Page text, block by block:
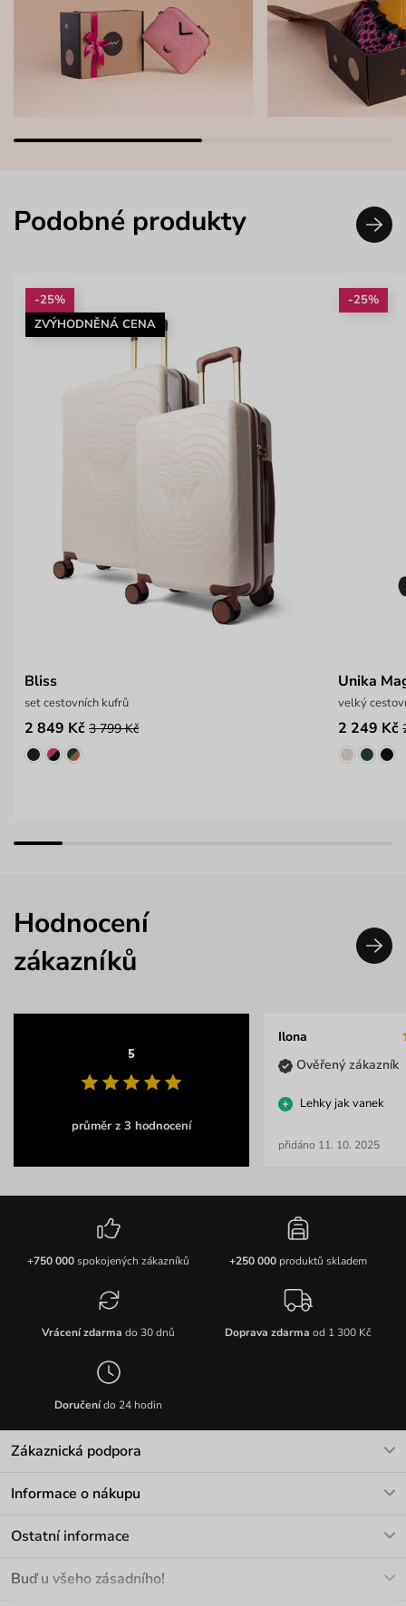
Podobné produkty
-25%
ZVÝHODNĚNÁ CENA
Bliss
set cestovních kufrů
2 849 Kč 3 799 Kč
-25%
Unika
velký
2 249 Kč
Hodnocení
zákazníků
5
průměr z 3 hodnocení
Ilona
Ověřený zákazník
Lehky jak vanek
přidáno 11. 10. 2025
+750 000spokojených zákazníků +250 000produktů skladem
Vrácení zdarma do 30 dnů Doprava zdarma od 1 300 Kč
Doručenído 24 hodin
Zákaznická podpora
Informace o nákupu
Materiály a údržba
Ostatní informace
Buď u všeho zásadního!